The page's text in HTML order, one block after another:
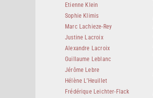
Etienne Klein
Sophie Klimis
Marc Lachieze-Rey
Justine Lacroix
Alexandre Lacroix
Guillaume Leblanc
Jérôme Lebre
Hélène L’Heuillet
Frédérique Leichter-Flack